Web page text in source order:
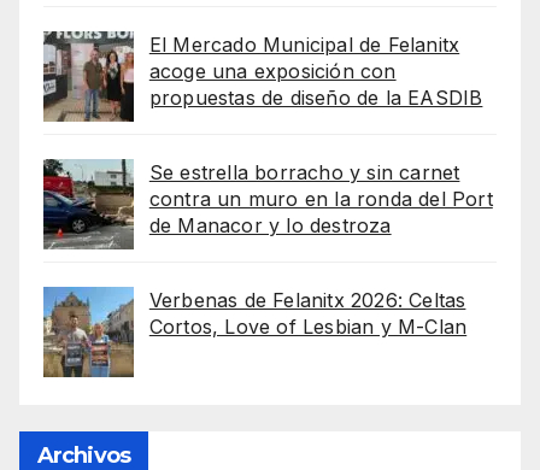
El Mercado Municipal de Felanitx
acoge una exposición con
propuestas de diseño de la EASDIB
Se estrella borracho y sin carnet
contra un muro en la ronda del Port
de Manacor y lo destroza
Verbenas de Felanitx 2026: Celtas
Cortos, Love of Lesbian y M-Clan
Archivos